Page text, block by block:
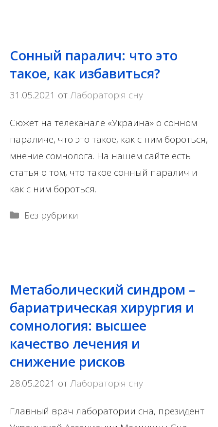
Сонный паралич: что это
такое, как избавиться?
31.05.2021 отЛабораторія сну
Сюжет на телеканале «Украина» о сонном
параличе, что это такое, как с ним бороться,
мнение сомнолога. На нашем сайте есть
статья о том, что такое сонный паралич и
как с ним бороться.
Рубрики
Без рубрики
Метаболический синдром –
бариатрическая хирургия и
сомнология: высшее
качество лечения и
снижение рисков
28.05.2021 отЛабораторія сну
Главный врач лаборатории сна, президент